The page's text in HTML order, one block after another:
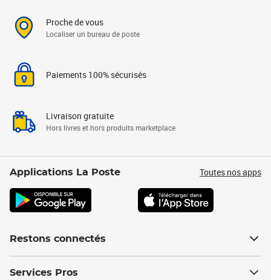
Proche de vous
Localiser un bureau de poste
Paiements 100% sécurisés
Livraison gratuite
Hors livres et hors produits marketplace
Applications La Poste Toutes nos apps
Restons connectés
Services Pros